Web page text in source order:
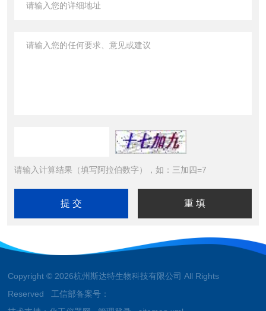
请输入计算结果（填写阿拉伯数字），如：三加四=7
Copyright © 2026杭州斯达特生物科技有限公司 All Rights
Reserved 工信部备案号：